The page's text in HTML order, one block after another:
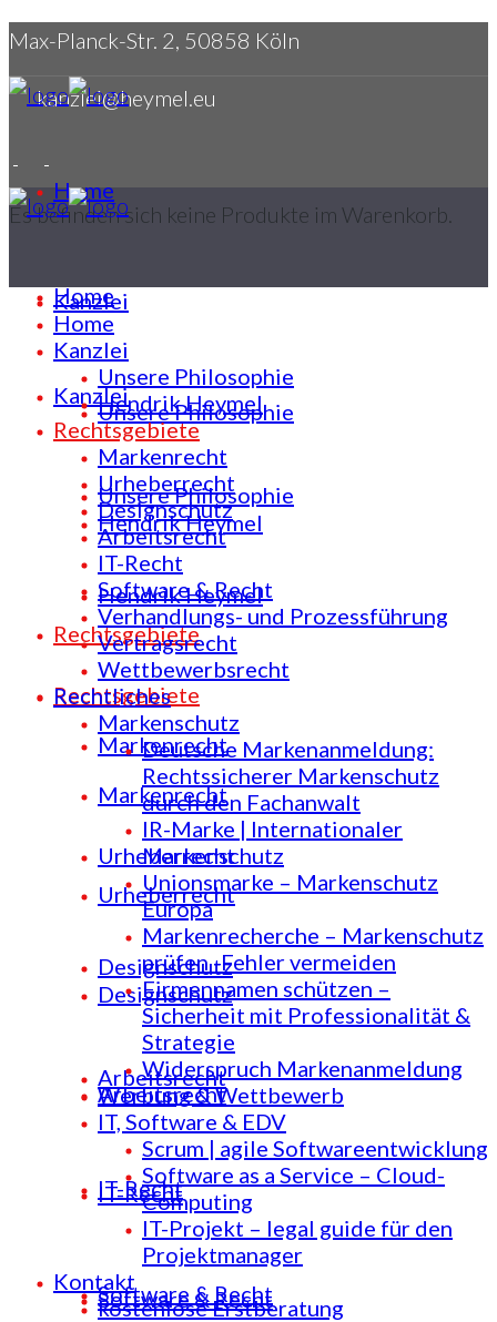
Max-Planck-Str. 2, 50858 Köln
kanzlei@heymel.eu
Es befinden sich keine Produkte im Warenkorb.
Home
Kanzlei
Unsere Philosophie
Hendrik Heymel
Rechtsgebiete
Markenrecht
Urheberrecht
Designschutz
Arbeitsrecht
IT-Recht
Software & Recht
Home
Kanzlei
Unsere Philosophie
Hendrik Heymel
Rechtsgebiete
Markenrecht
Urheberrecht
Designschutz
Arbeitsrecht
IT-Recht
Software & Recht
Home
Kanzlei
Unsere Philosophie
Hendrik Heymel
Rechtsgebiete
Markenrecht
Urheberrecht
Designschutz
Arbeitsrecht
IT-Recht
Software & Recht
Verhandlungs- und Prozessführung
Vertragsrecht
Wettbewerbsrecht
Rechtliches
Markenschutz
Deutsche Markenanmeldung:
Rechtssicherer Markenschutz
durch den Fachanwalt
IR-Marke | Internationaler
Markenschutz
Unionsmarke – Markenschutz
Europa
Markenrecherche – Markenschutz
prüfen -Fehler vermeiden
Firmennamen schützen –
Sicherheit mit Professionalität &
Strategie
Widerspruch Markenanmeldung
Werbung & Wettbewerb
IT, Software & EDV
Scrum | agile Softwareentwicklung
Software as a Service – Cloud-
Computing
IT-Projekt – legal guide für den
Projektmanager
Kontakt
kostenlose Erstberatung